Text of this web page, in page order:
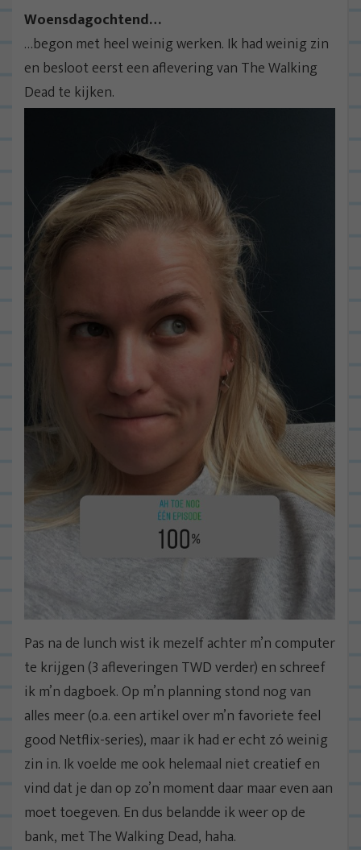
Woensdagochtend…
…begon met heel weinig werken. Ik had weinig zin
en besloot eerst een aflevering van The Walking
Dead te kijken.
Pas na de lunch wist ik mezelf achter m’n computer
te krijgen (3 afleveringen TWD verder) en schreef
ik m’n dagboek. Op m’n planning stond nog van
alles meer (o.a. een artikel over m’n favoriete feel
good Netflix-series), maar ik had er echt zó weinig
zin in. Ik voelde me ook helemaal niet creatief en
vind dat je dan op zo’n moment daar maar even aan
moet toegeven. En dus belandde ik weer op de
bank, met The Walking Dead, haha.